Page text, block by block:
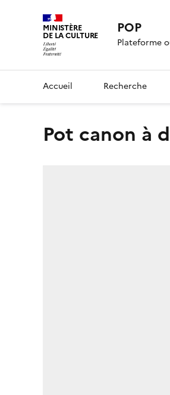
MINISTÈRE
DE LA CULTURE POP
Plateforme
Accueil Recherche
pot canon à